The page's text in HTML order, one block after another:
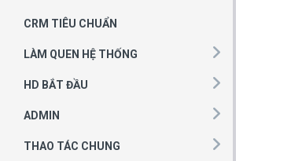
CRM TIÊU CHUẨN
LÀM QUEN HỆ THỐNG
HD BẮT ĐẦU
ADMIN
THAO TÁC CHUNG